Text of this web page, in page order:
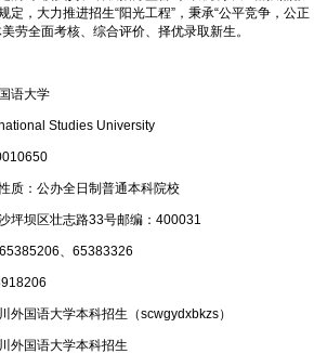
定，大力推进招生“阳光工程”，秉承“公平竞争，公正
劳全面考核、综合评价、择优录取新生。
语大学
Studies University
：公办全日制普通本科院校
坝区壮志路33号邮编：400031
、65383326
国语大学本科招生（scwgydxbkzs）
国语大学本科招生